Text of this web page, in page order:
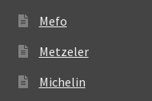
Mefo
Metzeler
Michelin